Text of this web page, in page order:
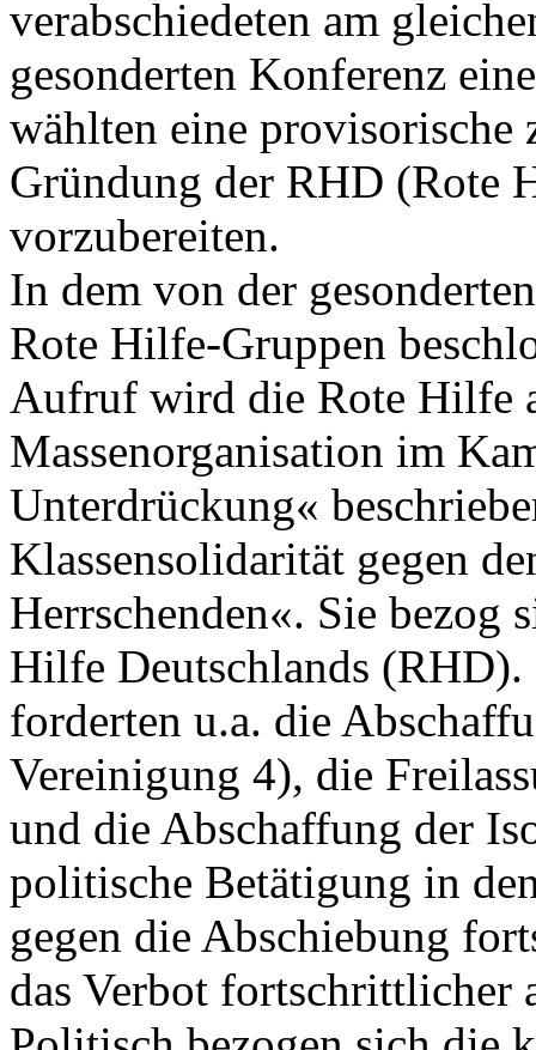
verabschiedeten am
gesonderten Konferenz
wählten eine provisorische
Gründung der RHD (Rote
vorzubereiten.
In dem von der
Rote Hilfe-Gruppen
Aufruf wird die Rote Hilfe
Massenorganisation im
Unterdrückung«
Klassensolidarität gegen
Herrschenden«. Sie bezog
Hilfe Deutschlands
forderten u.a. die
Vereinigung 4), die
und die Abschaffung der
politische Betätigung in
gegen die Abschiebung
das Verbot fortschrittlicher